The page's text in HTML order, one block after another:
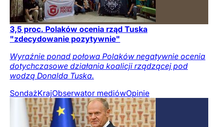
3,5 proc. Polaków ocenia rząd Tuska
"zdecydowanie pozytywnie"
Wyraźnie ponad połowa Polaków negatywnie ocenia
dotychczasowe działania koalicji rządzącej pod
wodzą Donalda Tuska.
SondażKrajObserwator mediówOpinie